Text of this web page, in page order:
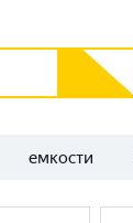
емкости